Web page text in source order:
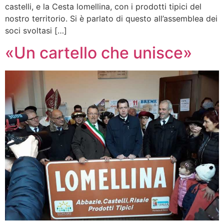
castelli, e la Cesta lomellina, con i prodotti tipici del
nostro territorio. Si è parlato di questo all’assemblea dei
soci svoltasi […]
«Un cartello che unisce»